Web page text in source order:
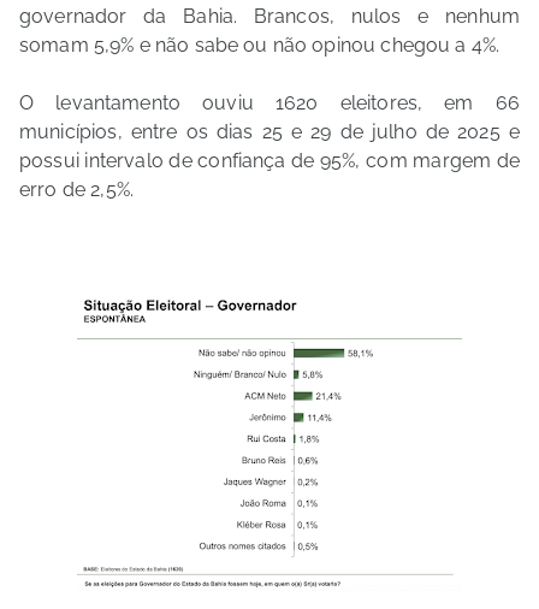
governador da Bahia. Brancos, nulos e nenhum
somam 5,9% e não sabe ou não opinou chegou a 4%.
O levantamento ouviu 1620 eleitores, em 66
municípios, entre os dias 25 e 29 de julho de 2025 e
possui intervalo de confiança de 95%, com margem de
erro de 2,5%.